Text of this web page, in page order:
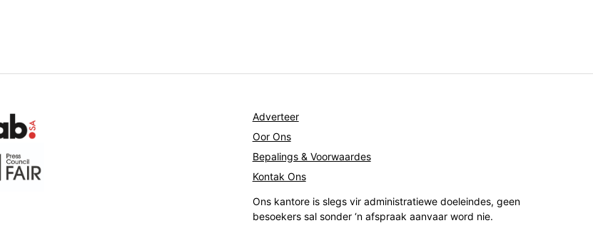
Adverteer
Oor Ons
Bepalings & Voorwaardes
Kontak Ons
Ons kantore is slegs vir administratiewe doeleindes, geen
besoekers sal sonder ‘n afspraak aanvaar word nie.